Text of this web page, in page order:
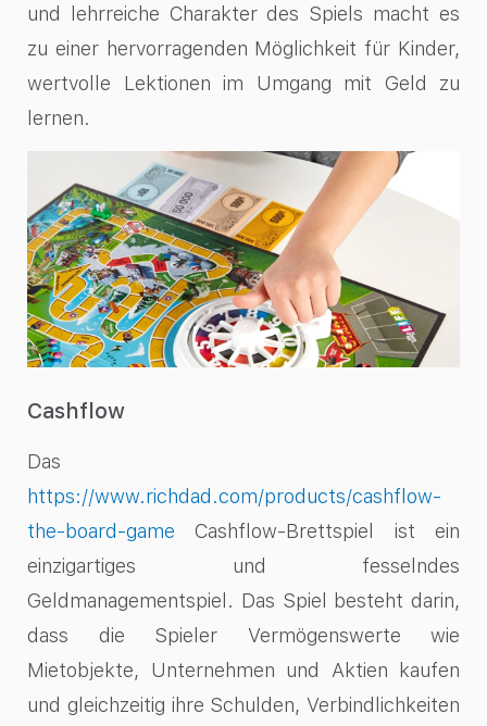
und lehrreiche Charakter des Spiels macht es
zu einer hervorragenden Möglichkeit für Kinder,
wertvolle Lektionen im Umgang mit Geld zu
lernen.
Cashflow
Das
https://www.richdad.com/products/cashflow-
the-board-game Cashflow-Brettspiel
ist ein
einzigartiges und fesselndes
Geldmanagementspiel. Das Spiel besteht darin,
dass die Spieler Vermögenswerte wie
Mietobjekte, Unternehmen und Aktien kaufen
und gleichzeitig ihre Schulden, Verbindlichkeiten